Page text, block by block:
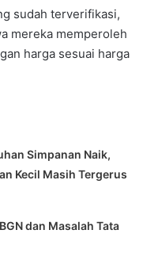
sudah terverifikasi,
mereka memperoleh
harga sesuai harga
Simpanan Naik,
Kecil Masih Tergerus
dan Masalah Tata